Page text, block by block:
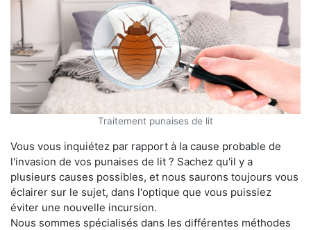
Traitement punaises de lit
Vous vous inquiétez par rapport à la cause probable de
l'invasion de vos punaises de lit ? Sachez qu'il y a
plusieurs causes possibles, et nous saurons toujours vous
éclairer sur le sujet, dans l'optique que vous puissiez
éviter une nouvelle incursion.
Nous sommes spécialisés dans les différentes méthodes